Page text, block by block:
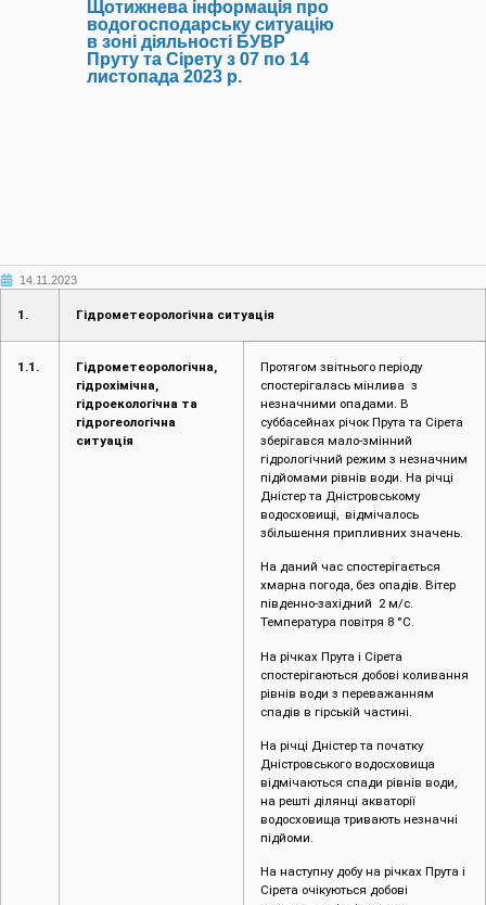
Щотижнева інформація про
водогосподарську ситуацію
в зоні діяльності БУВР
Пруту та Сірету з 07 по 14
листопада 2023 р.
14.11.2023
1. Гідрометеорологічна ситуація
1.1.
Гідрометеорологічна,
гідрохімічна,
гідроекологічна та
гідрогеологічна
ситуація
Протягом звітнього періоду
спостерігалась мінлива з
незначними опадами. В
суббасейнах річок Прута та Сірета
зберігався мало-змінний
гідрологічний режим з незначним
підйомами рівнів води. На річці
Дністер та Дністровському
водосховищі, відмічалось
збільшення припливних значень.
На даний час спостерігається
хмарна погода, без опадів. Вітер
південно-західний 2 м/с.
Температура повітря 8 °C.
На річках Прута і Сірета
спостерігаються добові коливання
рівнів води з переважанням
спадів в гірській частині.
На річці Дністер та початку
Дністровського водосховища
відмічаються спади рівнів води,
на решті ділянці акваторії
водосховища тривають незначні
підйоми.
На наступну добу на річках Прута і
Сірета очікуються добові